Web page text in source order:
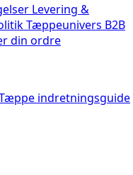
Levering &
Tæppeunivers B2B
din ordre
indretningsguide